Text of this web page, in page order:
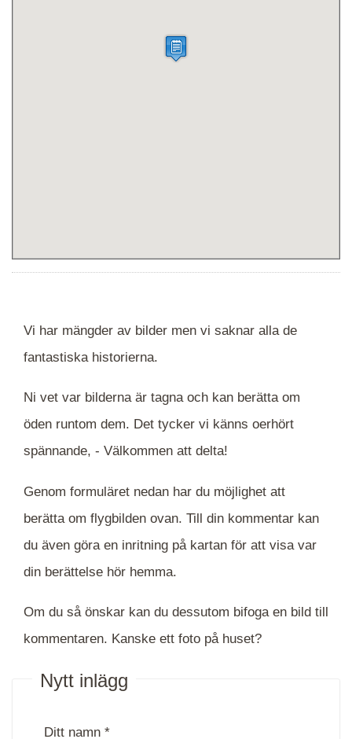
Vi har mängder av bilder men vi saknar alla de
fantastiska historierna.
Ni vet var bilderna är tagna och kan berätta om
öden runtom dem. Det tycker vi känns oerhört
spännande, - Välkommen att delta!
Genom formuläret nedan har du möjlighet att
berätta om flygbilden ovan. Till din kommentar kan
du även göra en inritning på kartan för att visa var
din berättelse hör hemma.
Om du så önskar kan du dessutom bifoga en bild till
kommentaren. Kanske ett foto på huset?
Nytt inlägg
Ditt namn *